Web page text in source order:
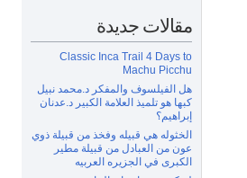
مقالات جديدة
Classic Inca Trail 4 Days to
Machu Picchu
هل الفيلسوف والمفكر د.محمد نبيل
كبها هو تلميذ العلامة الكبير د.عدنان
إبراهيم؟
الخثوله هي قبيله وفخذ من قبيلة ذوي
عون من العبادل من قبيلة مطير
الكبرى في الجزيره العربيه